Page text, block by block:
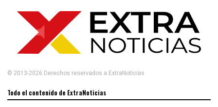
© 2013-2026 Derechos reservados a ExtraNoticias
Todo el contenido de ExtraNoticias